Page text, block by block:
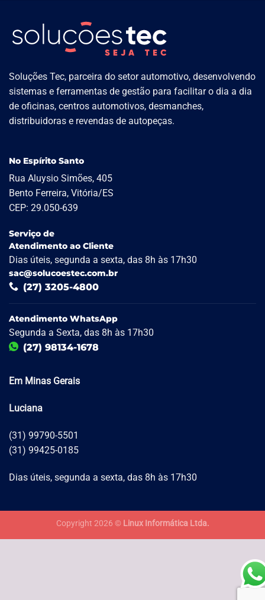
Soluções Tec, parceira do setor automotivo, desenvolvendo
sistemas e ferramentas de gestão para facilitar o dia a dia
de oficinas, centros automotivos, desmanches,
distribuidoras e revendas de autopeças.
No Espírito Santo
Rua Aluysio Simões, 405
Bento Ferreira, Vitória/ES
CEP: 29.050-639
Serviço de
Atendimento ao Cliente
Dias úteis, segunda a sexta, das 8h às 17h30
sac@solucoestec.com.br
(27) 3205-4800
Atendimento WhatsApp
Segunda a Sexta, das 8h às 17h30
(27) 98134-1678
Em Minas Gerais
Luciana
(31) 99790-5501
(31) 99425-0185
Dias úteis, segunda a sexta, das 8h às 17h30
Copyright 2026 © Linux Informática Ltda.